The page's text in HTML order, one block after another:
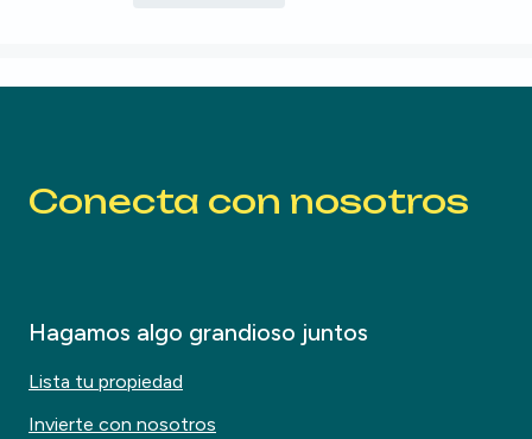
Conecta con nosotros
Hagamos algo grandioso juntos
Lista tu propiedad
Invierte con nosotros